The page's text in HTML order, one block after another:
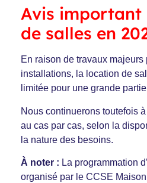
Avis important
de salles en
En raison de travaux
installations, la location de
limitée pour une grande
Nous continuerons toutefois
au cas par cas, selon la
la nature des besoins.
À noter : La programmation
organisé par le CCSE